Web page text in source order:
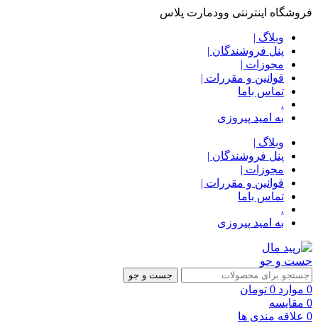
فروشگاه اینترنتی وودمارت پلاس
وبلاگ |
پنل فروشندگان |
مجوزات |
قوانین و مقررات |
تماس باما
.
به امید پیروزی
وبلاگ |
پنل فروشندگان |
مجوزات |
قوانین و مقررات |
تماس باما
.
به امید پیروزی
جست و جو
جست و جو
0 موارد 0 تومان
0 مقایسه
0 علاقه مندی ها